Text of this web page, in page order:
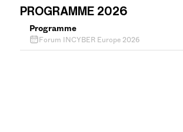
PROGRAMME 2026